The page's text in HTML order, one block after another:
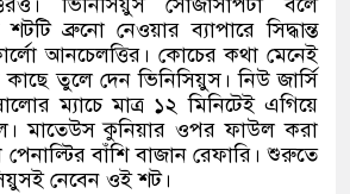
শটটি ব্রুনো নেওয়ার ব্যাপারে সিদ্ধান্ত
আনচেলত্তির। কোচের কথা মেনেই
তুলে দেন ভিনিসিয়ুস। নিউ জার্সি
ম্যাচে মাত্র ১২ মিনিটেই এগিয়ে
মাতেউস কুনিয়ার ওপর ফাউল করা
বাঁশি বাজান রেফারি। শুরুতে
নেবেন ওই শট।